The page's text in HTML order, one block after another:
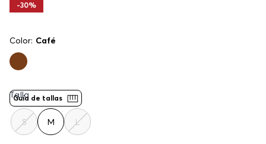
-30%
Color: Café
Guía de tallas
Talla
S M L